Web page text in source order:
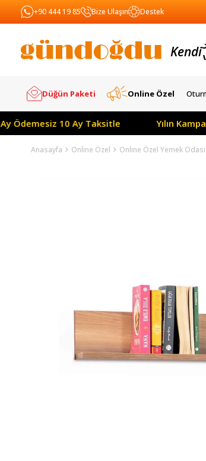
+90 444 19 85 Bize Ulaşın Destek
Kendi
Düğün Paketi Online Özel
10 Ay Taksitle Yılın
Anasayfa Online Özel Onlıne Özel Yemek Odası